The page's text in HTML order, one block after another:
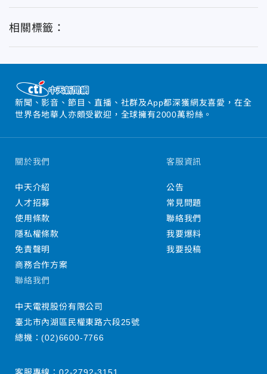
相關標籤：
新聞、影音、節目、直播、社群及App都深獲網友喜愛，在全
世界各地華人亦頗受歡迎，全球擁有2000萬粉絲。
關於我們
中天介紹
人才招募
使用條款
隱私權條款
免責聲明
商務合作方案
客服資訊
公告
常見問題
聯絡我們
我要爆料
我要投稿
聯絡我們
中天電視股份有限公司
臺北市內湖區民權東路六段25號
總機：(02)6600-7766